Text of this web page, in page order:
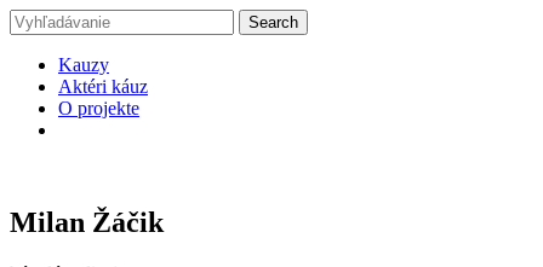
Kauzy
Aktéri káuz
O projekte
Milan Žáčik